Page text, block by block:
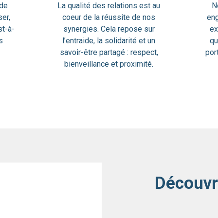
à-
La qualité des relations est au
coeur de la réussite de nos
synergies. Cela repose sur
l’entraide, la solidarité et un
savoir-être partagé : respect,
bienveillance et proximité.